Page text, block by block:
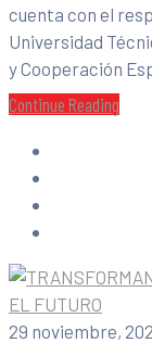
cuenta con el
Universidad
y Cooperación
Continue Reading
29 noviembre,